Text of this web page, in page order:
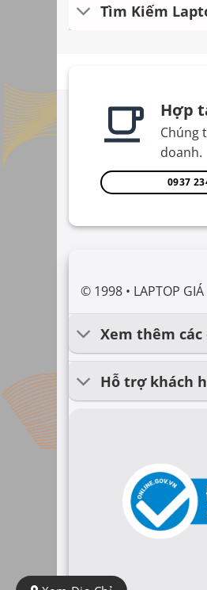
Tìm Kiếm
Hợp
Chúng
doanh.
0937
© 1998 • LAPTOP GIÁ
Xem thêm
Hỗ trợ khách